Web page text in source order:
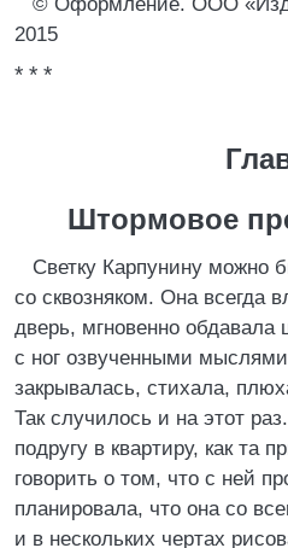
2015
* * *
Штормовое
Светку Карпунину можно
со сквозняком. Она всегда
дверь, мгновенно
с ног озвученными мыслями
закрывалась, стихала,
Так случилось и на этот
подругу в квартиру, как та
говорить о том, что с ней
планировала, что она со
и в нескольких чертах